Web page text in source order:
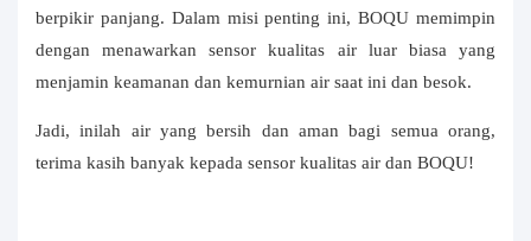
berpikir panjang. Dalam misi penting ini, BOQU memimpin
dengan menawarkan sensor kualitas air luar biasa yang
menjamin keamanan dan kemurnian air saat ini dan besok.
Jadi, inilah air yang bersih dan aman bagi semua orang,
terima kasih banyak kepada sensor kualitas air dan BOQU!